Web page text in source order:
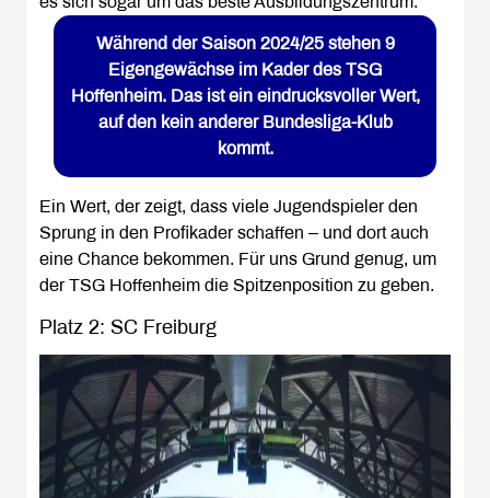
Während der Saison 2024/25 stehen 9
Eigengewächse im Kader des TSG
Hoffenheim. Das ist ein eindrucksvoller Wert,
auf den kein anderer Bundesliga-Klub
kommt.
Ein Wert, der zeigt, dass viele Jugendspieler den
Sprung in den Profikader schaffen – und dort auch
eine Chance bekommen. Für uns Grund genug, um
der TSG Hoffenheim die Spitzenposition zu geben.
Platz 2: SC Freiburg